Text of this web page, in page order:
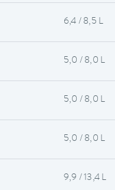
6,4 / 8,5 L
5,0 / 8,0 L
5,0 / 8,0 L
5,0 / 8,0 L
9,9 / 13,4 L